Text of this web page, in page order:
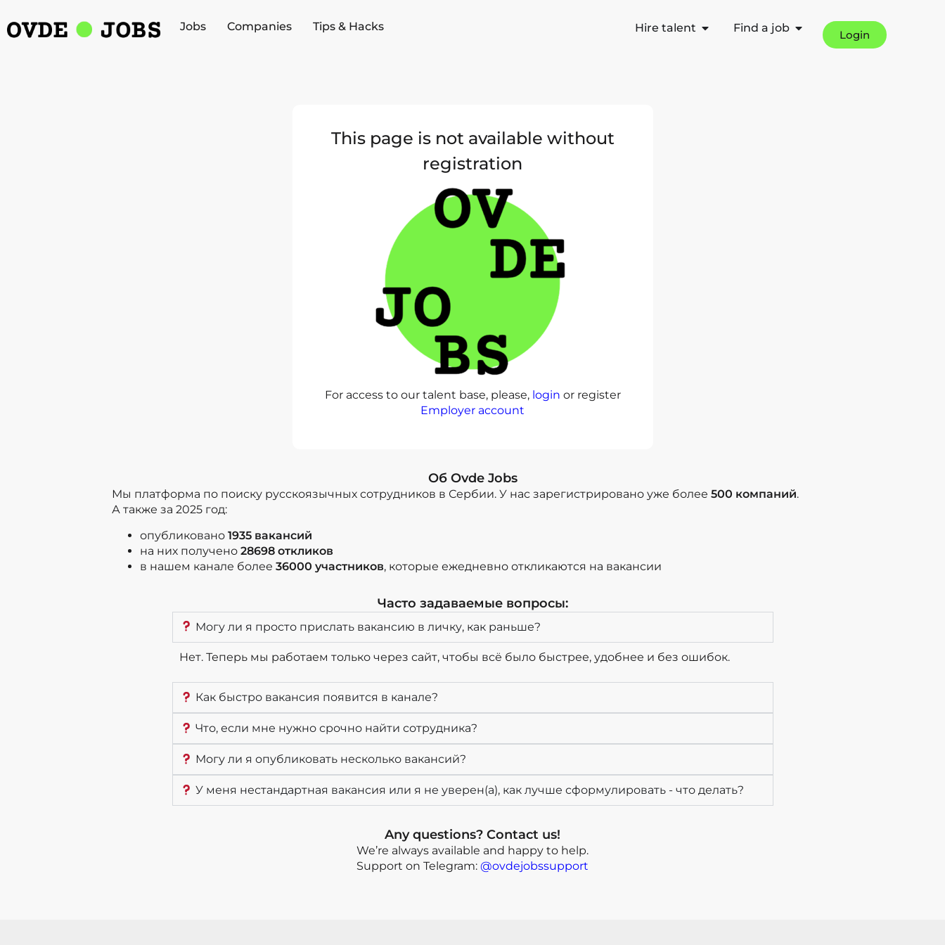
Jobs Companies Tips & Hacks Hire talent Find a job
Login
This page is not available without
registration
For access to our talent base, please, login or register
Employer account
Об Ovde Jobs
Мы платформа по поиску русскоязычных сотрудников в Сербии. У нас зарегистрировано уже более 500 компаний.
А также за 2025 год:
опубликовано 1935 вакансий
на них получено 28698 откликов
в нашем канале более 36000 участников, которые ежедневно откликаются на вакансии
Часто задаваемые вопросы:
Могу ли я просто прислать вакансию в личку, как раньше?
Нет. Теперь мы работаем только через сайт, чтобы всё было быстрее, удобнее и без ошибок.
Как быстро вакансия появится в канале?
Что, если мне нужно срочно найти сотрудника?
Могу ли я опубликовать несколько вакансий?
У меня нестандартная вакансия или я не уверен(а), как лучше сформулировать - что делать?
Any questions? Contact us!
We’re always available and happy to help.
Support on Telegram: @ovdejobssupport